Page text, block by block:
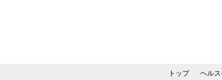
トップ ヘル